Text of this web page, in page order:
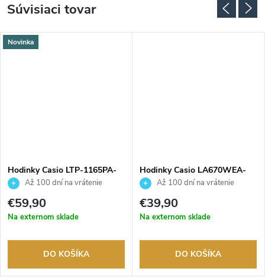
Súvisiaci tovar
Novinka
Hodinky Casio LTP-1165PA-
3CEF.Až 100 dní na vrátenie
tovaru. Autorizovaný predajca.
€59,90
Na externom sklade
DO KOŠÍKA
Hodinky Casio LA670WEA-
7EF Až 100 dní na vrátenie
tovaru. Autorizovaný predajca.
€39,90
Na externom sklade
DO KOŠÍKA